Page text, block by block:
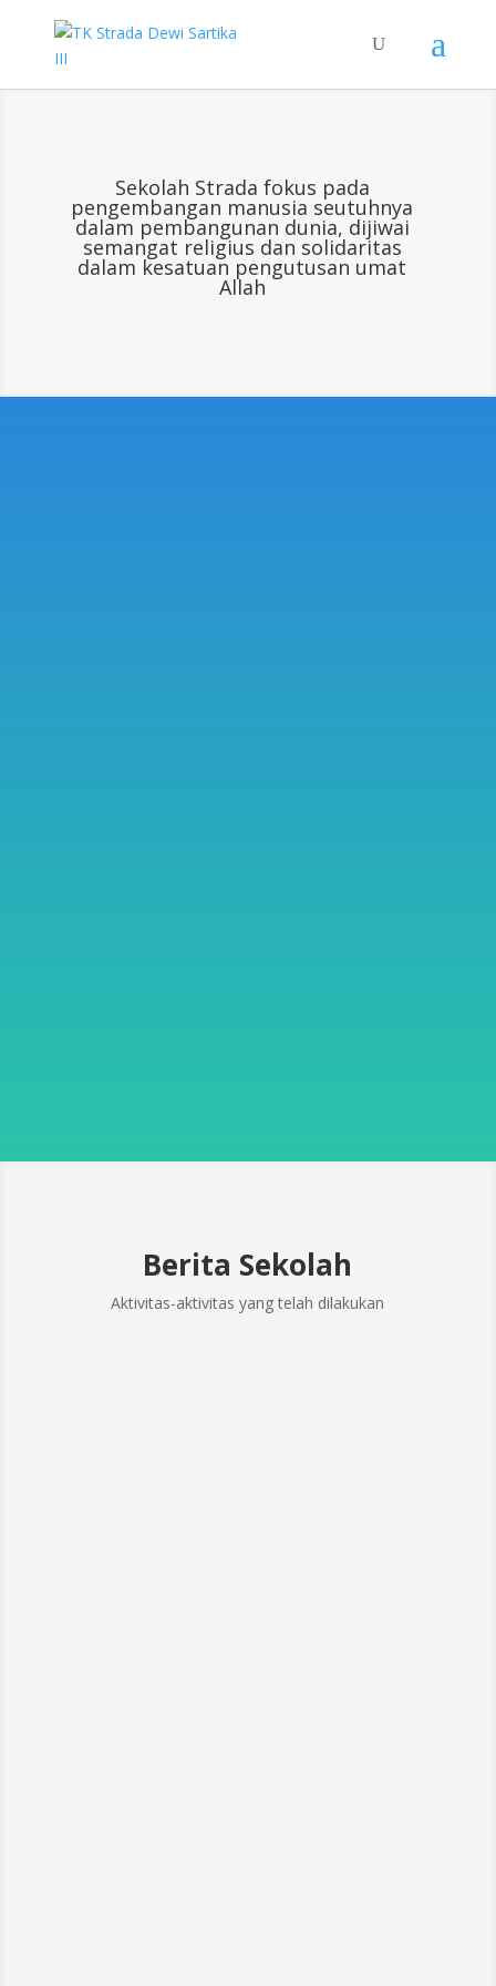
Sekolah Strada fokus pada
pengembangan manusia seutuhnya
dalam pembangunan dunia, dijiwai
semangat religius dan solidaritas
dalam kesatuan pengutusan umat
Allah
Berita Sekolah
Aktivitas-aktivitas yang telah dilakukan